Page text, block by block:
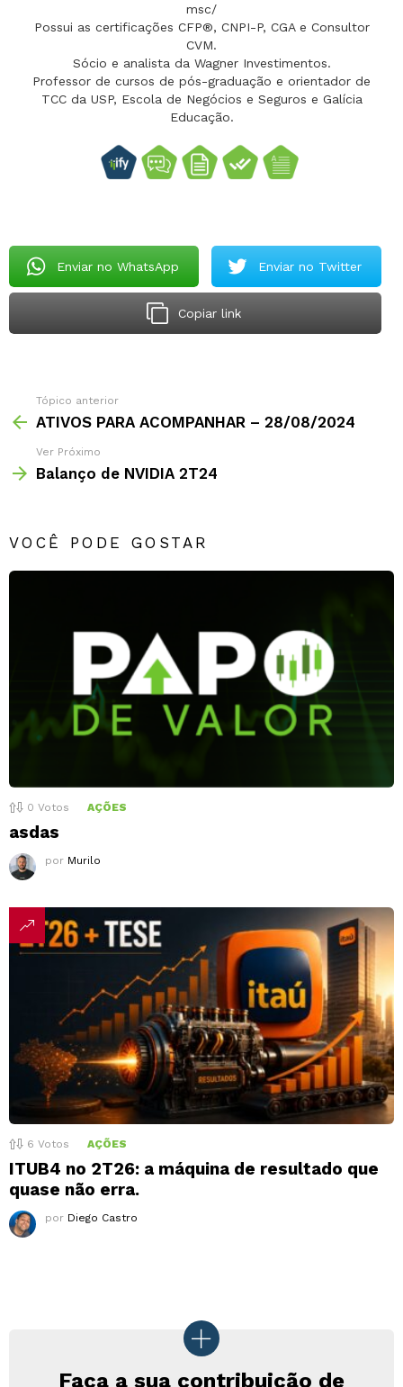
msc/
Possui as certificações CFP®, CNPI-P, CGA e Consultor
CVM.
Sócio e analista da Wagner Investimentos.
Professor de cursos de pós-graduação e orientador de
TCC da USP, Escola de Negócios e Seguros e Galícia
Educação.
Enviar no WhatsApp Enviar no Twitter
Copiar link
Tópico anterior
ATIVOS PARA ACOMPANHAR – 28/08/2024
Ver Próximo
Balanço de NVIDIA 2T24
VOCÊ PODE GOSTAR
0 Votos AÇÕES
asdas
por Murilo
6 Votos AÇÕES
ITUB4 no 2T26: a máquina de resultado que
quase não erra.
por Diego Castro
Faça a sua contribuição de